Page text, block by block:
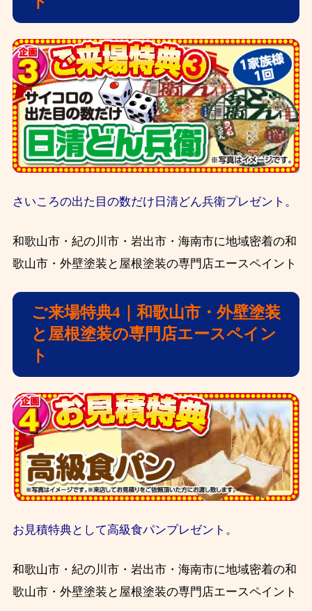
さいころの出た目の数だけ日清どん兵衛プレゼント。
和歌山市・紀の川市・岩出市・海南市に地域密着の和
歌山市・外壁塗装と屋根塗装の専門店エースペイント
ご来場特典4｜和歌山市・外壁塗装
と屋根塗装の専門店エースペイン
ト
お見積特典として高級食パンプレゼント。
和歌山市・紀の川市・岩出市・海南市に地域密着の和
歌山市・外壁塗装と屋根塗装の専門店エースペイント